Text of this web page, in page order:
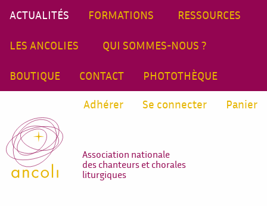
ACTUALITÉS FORMATIONS RESSOURCES
LES ANCOLIES QUI SOMMES-NOUS ?
BOUTIQUE CONTACT
PHOTOTHÈQUE
Adhérer
Se connecter Panier
Association nationale
des chanteurs et chorales
liturgiques